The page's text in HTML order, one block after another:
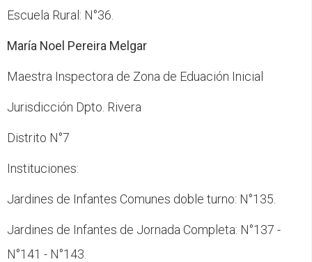
Escuela Rural: N°36.
María Noel Pereira Melgar
Maestra Inspectora de Zona de Eduación Inicial
Jurisdicción Dpto. Rivera
Distrito N°7
Instituciones:
Jardines de Infantes Comunes doble turno: N°135.
Jardines de Infantes de Jornada Completa: N°137 -
N°141 - N°143.